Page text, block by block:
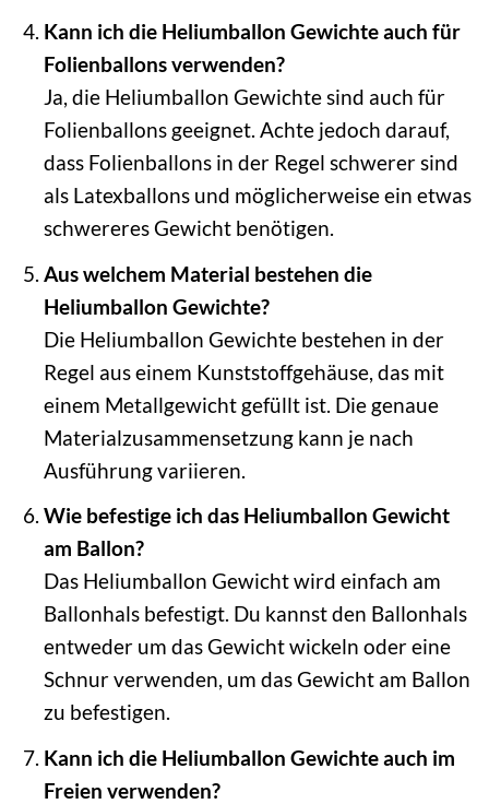
Kann ich die Heliumballon Gewichte auch für
Folienballons verwenden?
Ja, die Heliumballon Gewichte sind auch für
Folienballons geeignet. Achte jedoch darauf,
dass Folienballons in der Regel schwerer sind
als Latexballons und möglicherweise ein etwas
schwereres Gewicht benötigen.
Aus welchem Material bestehen die
Heliumballon Gewichte?
Die Heliumballon Gewichte bestehen in der
Regel aus einem Kunststoffgehäuse, das mit
einem Metallgewicht gefüllt ist. Die genaue
Materialzusammensetzung kann je nach
Ausführung variieren.
Wie befestige ich das Heliumballon Gewicht
am Ballon?
Das Heliumballon Gewicht wird einfach am
Ballonhals befestigt. Du kannst den Ballonhals
entweder um das Gewicht wickeln oder eine
Schnur verwenden, um das Gewicht am Ballon
zu befestigen.
Kann ich die Heliumballon Gewichte auch im
Freien verwenden?